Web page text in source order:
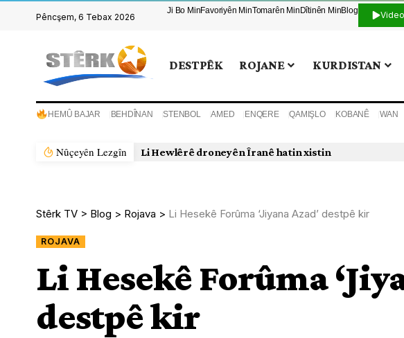
Pêncşem, 6 Tebax 2026
Ji Bo MinFavoriyên MinTomarên Min Dîtinên MinBlog Video
DESTPÊK ROJANE KURDISTAN
HEMÛ BAJAR BEHDÎNAN STENBOL AMED ENQERE QAMIŞLO KOBANÊ WAN
Nûçeyên Lezgîn Li Hewlêrê droneyên Îranê hatin xistin
Stêrk TV > Blog > Rojava > Li Hesekê Forûma ‘Jiyana Azad’ destpê kir
ROJAVA
Li Hesekê Forûma
destpê kir